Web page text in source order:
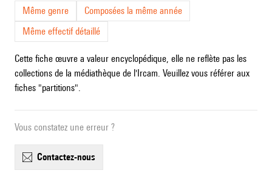
Même genre
Composées la même année
Même effectif détaillé
Cette fiche œuvre a valeur encyclopédique, elle ne reflète pas les
collections de la médiathèque de l'Ircam. Veuillez vous référer aux
fiches "partitions".
Vous constatez une erreur ?
contactez-nous